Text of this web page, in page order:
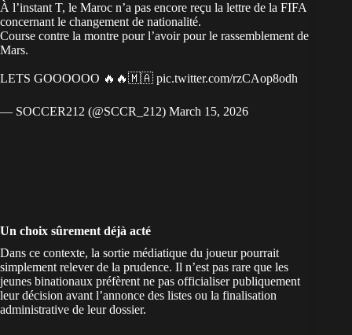
À l’instant T, le Maroc n’a pas encore reçu la lettre de la FIFA
concernant le changement de nationalité.
Course contre la montre pour l’avoir pour le rassemblement de
Mars.
LETS GOOOOOO 🔥🔥🇲🇦 pic.twitter.com/rzCAop8odh
— SOCCER212 (@SCCR_212) March 15, 2026
Un choix sûrement déjà acté
Dans ce contexte, la sortie médiatique du joueur pourrait
simplement relever de la prudence. Il n’est pas rare que les
jeunes binationaux préfèrent ne pas officialiser publiquement
leur décision avant l’annonce des listes ou la finalisation
administrative de leur dossier.